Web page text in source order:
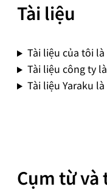
Tài liệu
Tài liệu của tôi là
Tài liệu công ty
Tài liệu Yaraku là
Cụm từ